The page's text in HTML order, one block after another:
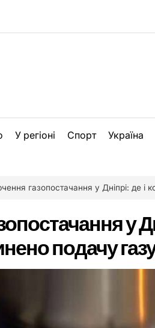
У регіоні Спорт Україна
газопостачання у Дніпрі: де і коли
у
подачу